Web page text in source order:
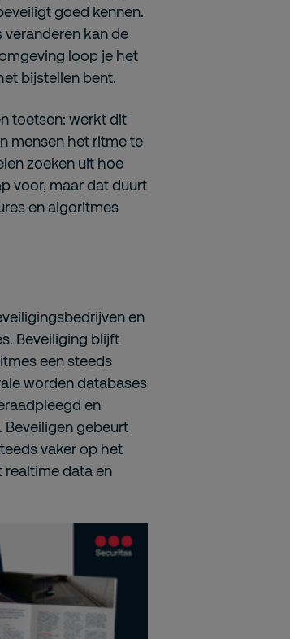
goed kennen.
kan de
loop je het
bijstellen bent.
toetsen: werkt dit
mensen het ritme te
zoeken uit hoe
voor, maar dat duurt
en algoritmes
en
Beveiliging blijft
een steeds
worden databases
en
Beveiligen gebeurt
vaker op het
realtime data en